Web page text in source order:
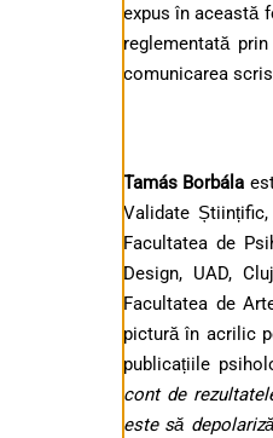
expus în această
reglementată
comunicarea
Tamás Borbála
Validate
Facultatea de
Design, UAD,
Facultatea de
pictură în acrilic
publicațiile
cont de
este să